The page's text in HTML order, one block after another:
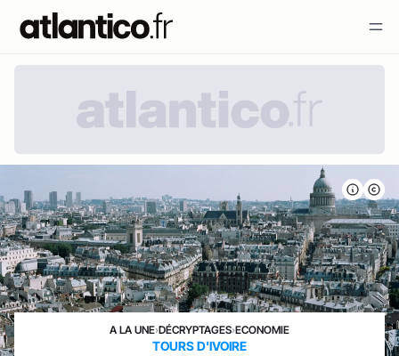
A LA UNE›DÉCRYPTAGES›ECONOMIE
TOURS D'IVOIRE